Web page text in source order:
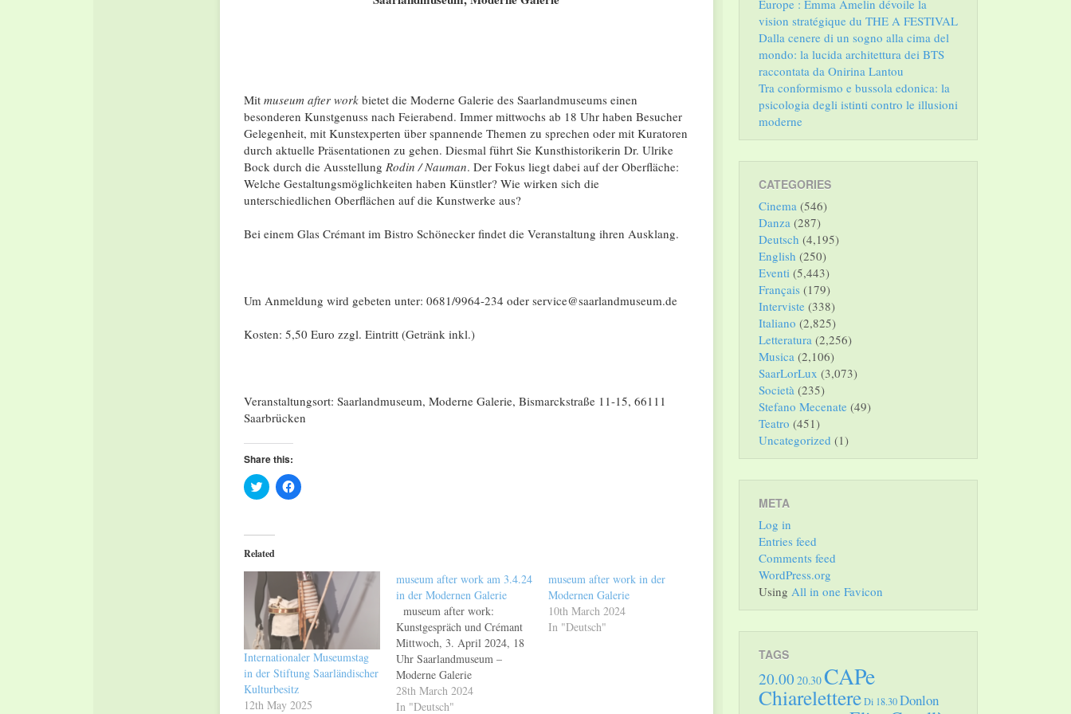
Mit museum after workbietet die Moderne Galerie des Saarlandmuseums einen
besonderen Kunstgenuss nach Feierabend. Immer mittwochs ab 18 Uhr haben Besucher
Gelegenheit, mit Kunstexperten über spannende Themen zu sprechen oder mit Kuratoren
durch aktuelle Präsentationen zu gehen. Diesmal führt Sie Kunsthistorikerin Dr. Ulrike
Bock durch die Ausstellung Rodin / Nauman. Der Fokus liegt dabei auf der Oberfläche:
Welche Gestaltungsmöglichkeiten haben Künstler? Wie wirken sich die
unterschiedlichen Oberflächen auf die Kunstwerke aus?
Bei einem Glas Crémant im Bistro Schönecker findet die Veranstaltung ihren Ausklang.
Um Anmeldung wird gebeten unter: 0681/9964-234 oder service@saarlandmuseum.de
Kosten: 5,50 Euro zzgl. Eintritt (Getränk inkl.)
Veranstaltungsort: Saarlandmuseum, Moderne Galerie, Bismarckstraße 11-15, 66111
Saarbrücken
Share this:
Click
to
(Opens
in
new
Click
to
Related
Internationaler Museumstag
in der Stiftung Saarländischer
Kulturbesitz
12th May 2025
museum after work am 3.4.24
in der Modernen Galerie
museum after work:
Kunstgespräch und Crémant
Mittwoch, 3. April 2024, 18
Uhr Saarlandmuseum –
Moderne Galerie
Industriematerial –
Kunstmaterial? Das beliebte
28th March 2024
In "Deutsch"
museum after work in der
Modernen Galerie
10th March 2024
In "Deutsch"
Europe : Emma Amelin dévoile la
vision stratégique du THE A FESTIVAL
Dalla cenere di un sogno alla cima del
mondo: la lucida architettura dei BTS
raccontata da Onirina Lantou
Tra conformismo e bussola edonica: la
psicologia degli istinti contro le illusioni
moderne
CATEGORIES
Cinema (546)
Danza (287)
Deutsch (4,195)
English (250)
Eventi (5,443)
Français (179)
Interviste (338)
Italiano (2,825)
Letteratura (2,256)
Musica (2,106)
SaarLorLux (3,073)
Società (235)
Stefano Mecenate (49)
Teatro (451)
Uncategorized (1)
META
Log in
Entries feed
Comments feed
WordPress.org
Using All in one Favicon
TAGS
20.00 20.30CAPe
ChiarelettereDi 18.30Donlon